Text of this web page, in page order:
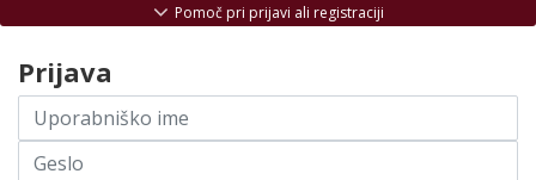
Pomoč pri prijavi ali registraciji
Prijava
Uporabniško
ime
Geslo